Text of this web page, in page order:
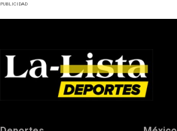
PUBLICIDAD